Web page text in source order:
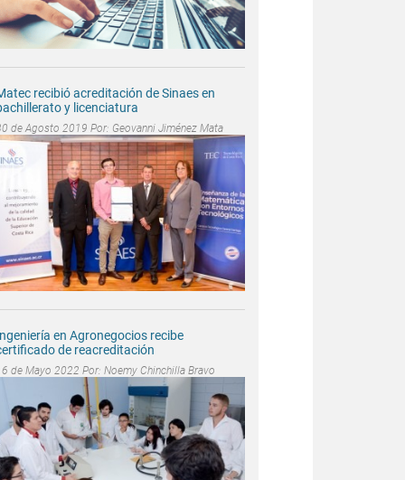
recibió acreditación de Sinaes en
y licenciatura
de Agosto 2019 Por: Geovanni Jiménez Mata
en Agronegocios recibe
de reacreditación
de Mayo 2022 Por: Noemy Chinchilla Bravo